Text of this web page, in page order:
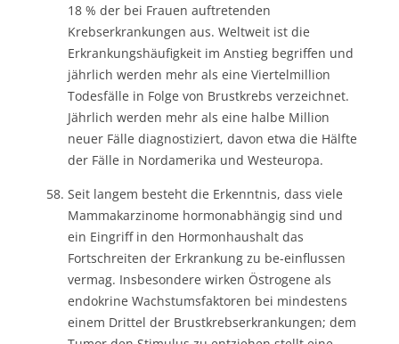
18 % der bei Frauen auftretenden
Krebserkrankungen aus. Weltweit ist die
Erkrankungshäufigkeit im Anstieg begriffen und
jährlich werden mehr als eine Viertelmillion
Todesfälle in Folge von Brustkrebs verzeichnet.
Jährlich werden mehr als eine halbe Million
neuer Fälle diagnostiziert, davon etwa die Hälfte
der Fälle in Nordamerika und Westeuropa.
Seit langem besteht die Erkenntnis, dass viele
Mammakarzinome hormonabhängig sind und
ein Eingriff in den Hormonhaushalt das
Fortschreiten der Erkrankung zu be-einflussen
vermag. Insbesondere wirken Östrogene als
endokrine Wachstumsfaktoren bei mindestens
einem Drittel der Brustkrebserkrankungen; dem